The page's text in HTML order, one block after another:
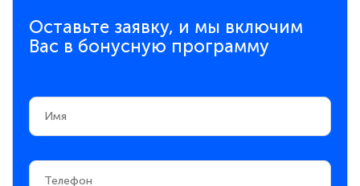
Оставьте заявку, и мы включим
Вас в бонусную программу